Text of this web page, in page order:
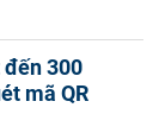
300
mã QR